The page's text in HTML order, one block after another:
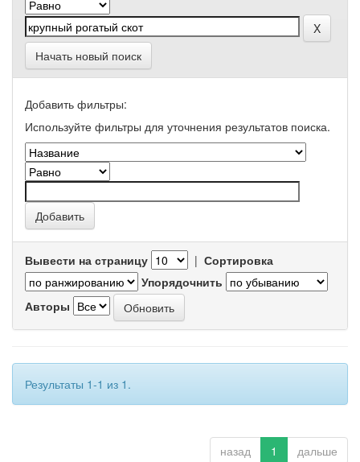
Начать новый поиск
Добавить фильтры:
Используйте фильтры для уточнения результатов поиска.
Вывести на страницу | Сортировка
Упорядочнить
Авторы
Результаты 1-1 из 1.
назад 1 дальше